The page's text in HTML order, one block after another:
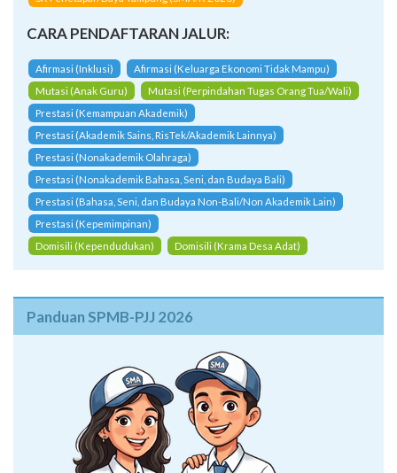
CARA PENDAFTARAN JALUR:
Afirmasi (Inklusi)
Afirmasi (Keluarga Ekonomi Tidak Mampu)
Mutasi (Anak Guru)
Mutasi (Perpindahan Tugas Orang Tua/Wali)
Prestasi (Kemampuan Akademik)
Prestasi (Akademik Sains, RisTek/Akademik Lainnya)
Prestasi (Nonakademik Olahraga)
Prestasi (Nonakademik Bahasa, Seni, dan Budaya Bali)
Prestasi (Bahasa, Seni, dan Budaya Non-Bali/Non Akademik Lain)
Prestasi (Kepemimpinan)
Domisili (Kependudukan)
Domisili (Krama Desa Adat)
Panduan SPMB-PJJ 2026